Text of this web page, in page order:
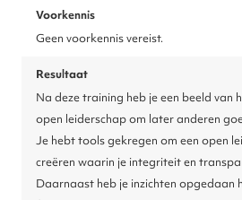
Voorkennis
Geen voorkennis vereist.
Resultaat
Na deze training heb je een beeld van
open leiderschap om later anderen
Je hebt tools gekregen om een open
creëren waarin je integriteit en
Daarnaast heb je inzichten opgedaan